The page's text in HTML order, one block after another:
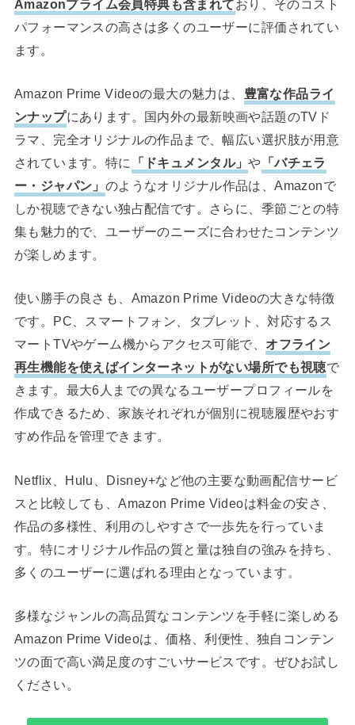
Amazonプライム会員特典も含まれており、そのコスト
パフォーマンスの高さは多くのユーザーに評価されてい
ます。
Amazon Prime Videoの最大の魅力は、 豊富な作品ライ
ンナップにあります。国内外の最新映画や話題のTVド
ラマ、完全オリジナルの作品まで、幅広い選択肢が用意
されています。特に
「ドキュメンタル」や 「バチェラ
ー・ジャパン」 のようなオリジナル作品は、Amazonで
しか視聴できない独占配信です。さらに、季節ごとの特
集も魅力的で、ユーザーのニーズに合わせたコンテンツ
が楽しめます。
使い勝手の良さも、Amazon Prime Videoの大きな特徴
です。PC、スマートフォン、タブレット、対応するス
マートTVやゲーム機からアクセス可能で、 オフライン
再生機能を使えばインターネットがない場所でも視聴で
きます。最大6人までの異なるユーザープロフィールを
作成できるため、家族それぞれが個別に視聴履歴やおす
すめ作品を管理できます。
Netflix、Hulu、Disney+など他の主要な動画配信サービ
スと比較しても、Amazon Prime Videoは料金の安さ、
作品の多様性、利用のしやすさで一歩先を行っていま
す。特にオリジナル作品の質と量は独自の強みを持ち、
多くのユーザーに選ばれる理由となっています。
多様なジャンルの高品質なコンテンツを手軽に楽しめる
Amazon Prime Videoは、価格、利便性、独自コンテン
ツの面で高い満足度のすごいサービスです。ぜひお試し
ください。